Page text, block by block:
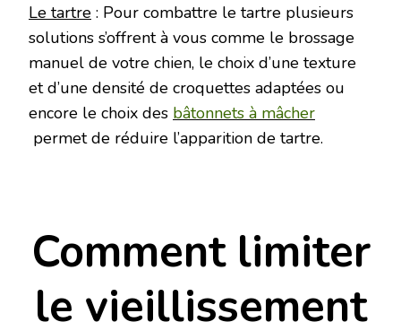
Le tartre : Pour combattre le tartre plusieurs
solutions s’offrent à vous comme le brossage
manuel de votre chien, le choix d’une texture
et d’une densité de croquettes adaptées ou
encore le choix des bâtonnets à mâcher
permet de réduire l’apparition de tartre.
Comment limiter
le vieillissement